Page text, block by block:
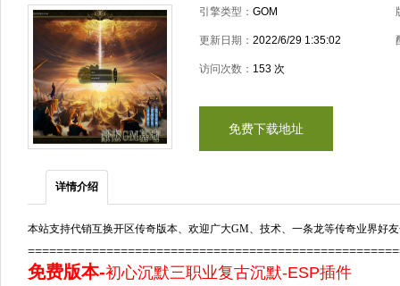
引擎类型： GOM
更新日期： 2022/6/29 1:35:02
访问次数： 153 次
免费下载地址
详情介绍
本站支持代销互换开区传奇版本、欢迎广大GM、技术、一条龙等传奇业界好
免费版本-初心沉默三职业复古沉默-ESP插件